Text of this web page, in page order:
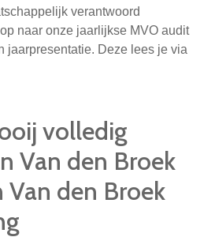
verantwoord
naar onze jaarlijkse MVO audit
jaarpresentatie. Deze lees je via
volledig
Van den Broek
Van den Broek